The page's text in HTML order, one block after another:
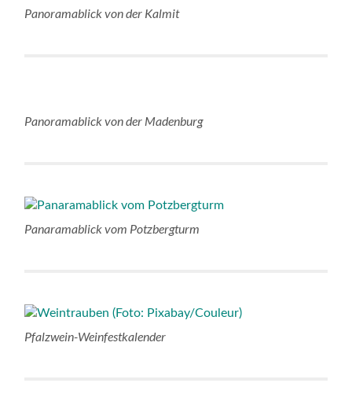
Panoramablick von der Kalmit
Panoramablick von der Madenburg
Panaramablick vom Potzbergturm
Pfalzwein-Weinfestkalender